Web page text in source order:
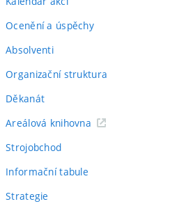
Ocenění a úspěchy
Absolventi
Organizační struktura
Děkanát
Areálová knihovna
Strojobchod
Informační tabule
Strategie